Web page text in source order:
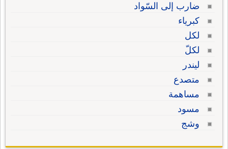
ضارب إلى السّواد
كبرياء
لكل
لكلّ
ليندر
متصدع
مساهمة
مسود
وشج